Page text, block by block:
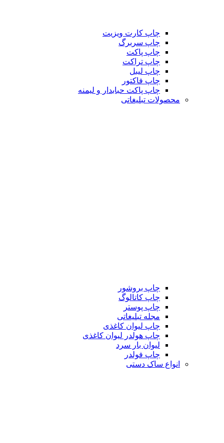
چاپ کارت ویزیت
چاپ سربرگ
چاپ پاکت
چاپ تراکت
چاپ لیبل
چاپ فاکتور
چاپ پاکت حبابدار و لیمنه
محصولات تبلیغاتی
چاپ بروشور
چاپ کاتالوگ
چاپ پوستر
مجله تبلیغاتی
چاپ لیوان کاغذی
چاپ هولدر لیوان کاغذی
لیوان بار سرد
چاپ فولدر
انواع ساک دستی